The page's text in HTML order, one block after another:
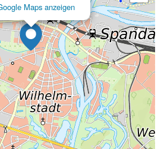
Maps anzeigen